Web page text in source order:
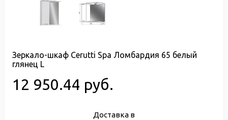
Зеркало-шкаф Cerutti Spa Ломбардия 65 белый
глянец L
12 950.44 руб.
Доставка в